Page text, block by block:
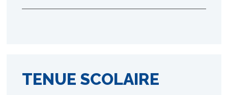
TENUE SCOLAIRE